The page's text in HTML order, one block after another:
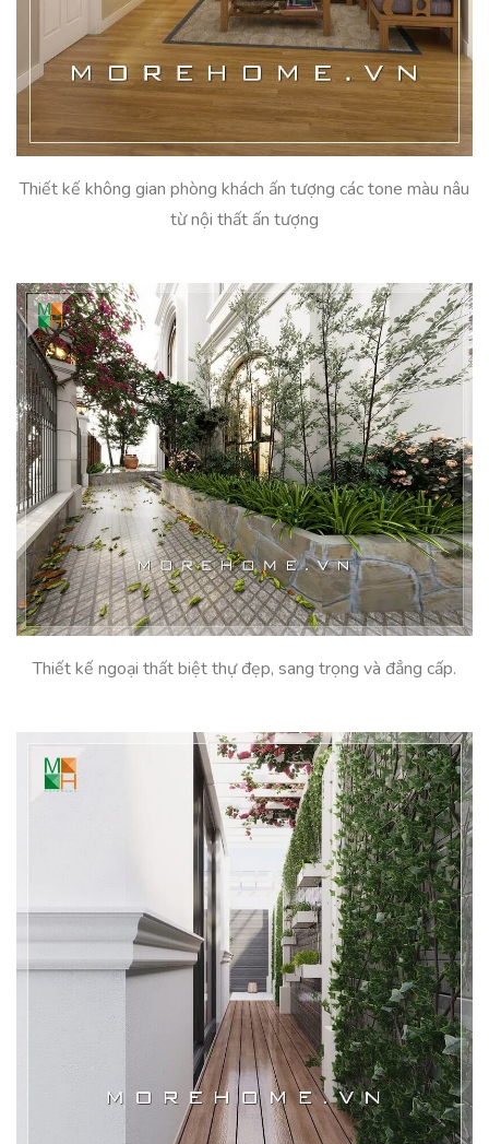
Thiết kế không gian phòng khách ấn tượng các tone màu nâu
từ nội thất ấn tượng
Thiết kế ngoại thất biệt thự đẹp, sang trọng và đẳng cấp.